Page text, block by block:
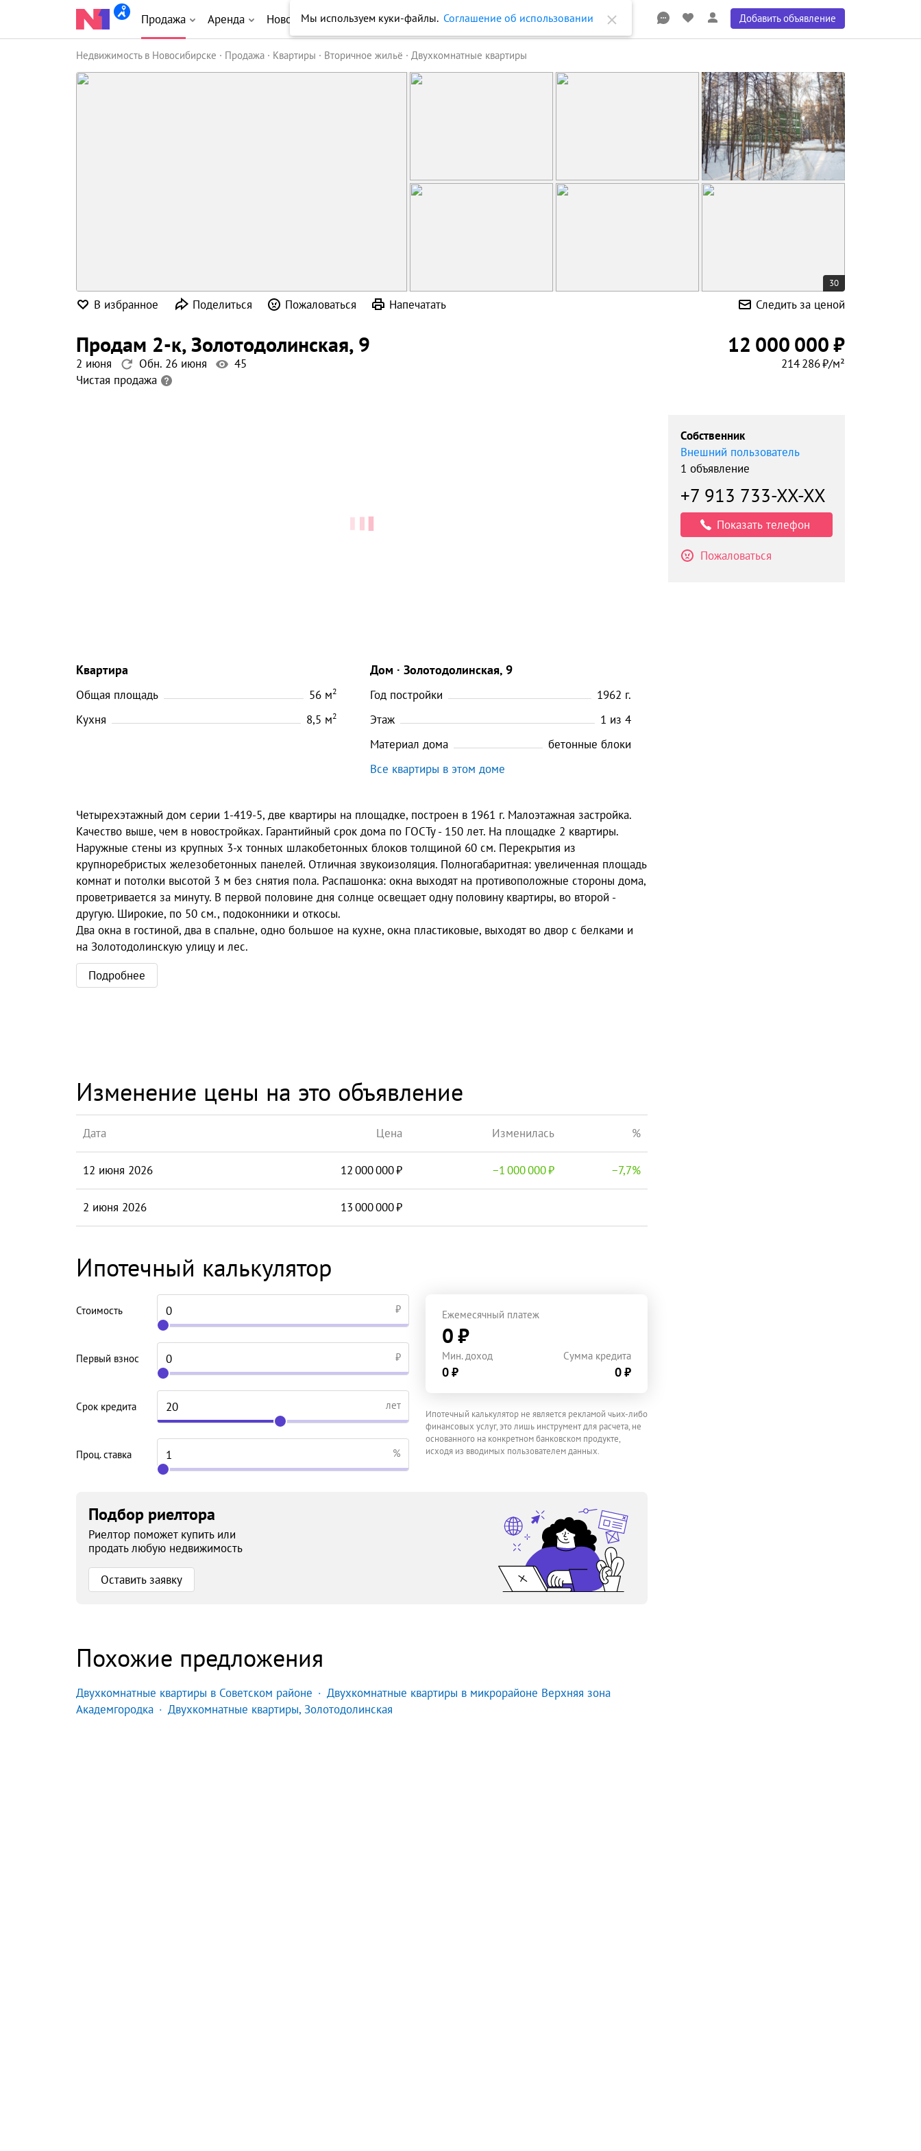
Продажа Аренда Новостройки Журнал Еще Добавить объявление
Недвижимость в Новосибирске Продажа Квартиры Вторичное жильё Двухкомнатные квартиры
30
В избранное Поделиться Пожаловаться Напечатать Следить за ценой
продам 2-к, Золотодолинская, 9 12 000 000 ₽
2 июня Обн. 26 июня 45
214 286 ₽/м²
Чистая продажа
Квартира
Общая площадь 56 м2
Кухня 8,5 м2
Дом Золотодолинская, 9
Год постройки 1962 г.
Этаж
1 из 4
Материал дома
бетонные блоки
Все квартиры в этом доме
Четырехэтажный дом серии 1-419-5, две квартиры на площадке, построен в 1961 г. Малоэтажная застройка.
Качество выше, чем в новостройках. Гарантийный срок дома по ГОСТу - 150 лет. На площадке 2 квартиры.
Наружные стены из крупных 3-х тонных шлакобетонных блоков толщиной 60 см. Перекрытия из
крупноребристых железобетонных панелей. Отличная звукоизоляция. Полногабаритная: увеличенная площадь
комнат и потолки высотой 3 м без снятия пола. Распашонка: окна выходят на противоположные стороны дома,
проветривается за минуту. В первой половине дня солнце освещает одну половину квартиры, во второй -
другую. Широкие, по 50 см., подоконники и откосы.
Два окна в гостиной, два в спальне, одно большое на кухне, окна пластиковые, выходят во двор с белками и
на Золотодолинскую улицу и лес.
Подробнее
Изменение цены на это объявление
Дата Цена Изменилась %
12 июня 2026 12 000 000 −1 000 000 −7,7%
2 июня 2026 13 000 000
Ипотечный калькулятор
Стоимость ₽
Первый взнос ₽
Срок кредита лет
Проц. ставка %
Ежемесячный платеж
0 ₽
Мин. доход
0 ₽
Сумма кредита
0 ₽
Ипотечный калькулятор не является рекламой чьих-либо
финансовых услуг, это лишь инструмент для расчета, не
основанного на конкретном банковском продукте,
исходя из вводимых пользователем данных.
Подбор риелтора
Риелтор поможет купить или
продать любую недвижимость
Оставить заявку
Собственник
Внешний пользователь
1 объявление
+7 913 733-XX-XX
Показать телефон
Пожаловаться
Похожие предложения
Двухкомнатные квартиры в Советском районе
Двухкомнатные квартиры в микрорайоне Верхняя зона
Академгородка
Двухкомнатные квартиры, Золотодолинская
Мы используем куки-файлы. Соглашение об использовании